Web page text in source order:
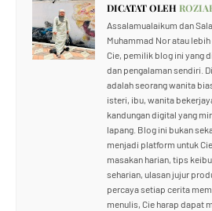
DICATAT OLEH
Assalamualaikum dan
Muhammad Nor atau
Cie, pemilik blog ini yang
dan pengalaman sendiri.
adalah seorang wanita
isteri, ibu, wanita
kandungan digital yang
lapang. Blog ini bukan
menjadi platform untuk
masakan harian, tips
seharian, ulasan jujur
percaya setiap cerita
menulis, Cie harap dapat